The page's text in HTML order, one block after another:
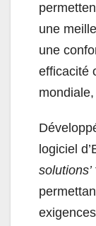
une
une
efficacité
logiciel
solutions’